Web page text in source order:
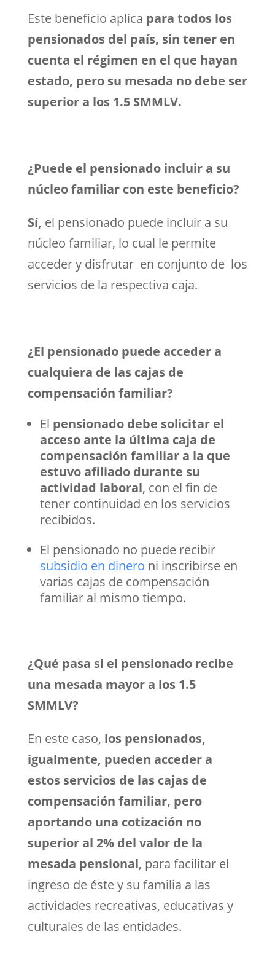
Este beneficio aplica para todos los
pensionados del país, sin tener en
cuenta el régimen en el que hayan
estado, pero su mesada no debe ser
superior a los 1.5 SMMLV.
¿Puede el pensionado incluir a su
núcleo familiar con este beneficio?
Sí, el pensionado puede incluir a su
núcleo familiar, lo cual le permite
acceder y disfrutar en conjunto de los
servicios de la respectiva caja.
¿El pensionado puede acceder a
cualquiera de las cajas de
compensación familiar?
El pensionado debe solicitar el
acceso ante la última caja de
compensación familiar a la que
estuvo afiliado durante su
actividad laboral, con el fin de
tener continuidad en los servicios
recibidos.
El pensionado no puede recibir
subsidio en dinero ni inscribirse en
varias cajas de compensación
familiar al mismo tiempo.
¿Qué pasa si el pensionado recibe
una mesada mayor a los 1.5
SMMLV?
En este caso, los pensionados,
igualmente, pueden acceder a
estos servicios de las cajas de
compensación familiar, pero
aportando una cotización no
superior al 2% del valor de la
mesada pensional, para facilitar el
ingreso de éste y su familia a las
actividades recreativas, educativas y
culturales de las entidades.